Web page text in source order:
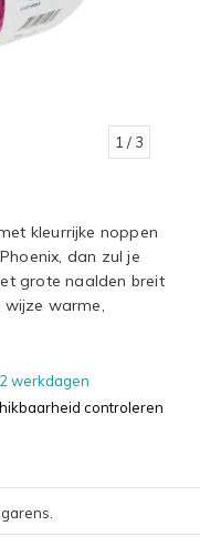
1 / 3
kleurrijke noppen
dan zul je
grote naalden breit
wijze warme,
werkdagen
controleren